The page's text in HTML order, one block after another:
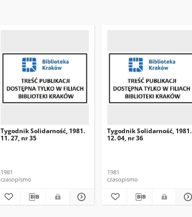
Tygodnik Solidarność, 1981.
11. 27, nr 35
1981
czasopismo
Tygodnik Solidarność, 1981.
12. 04, nr 36
1981
czasopismo